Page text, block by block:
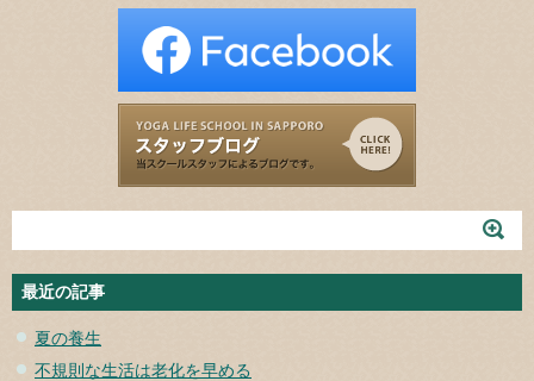
最近の記事
夏の養生
不規則な生活は老化を早める